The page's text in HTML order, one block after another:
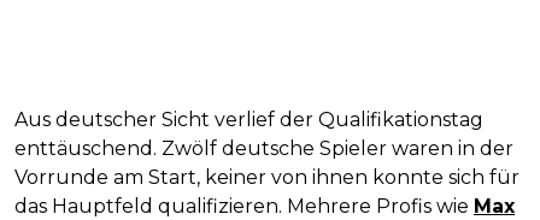
Aus deutscher Sicht verlief der Qualifikationstag
enttäuschend. Zwölf deutsche Spieler waren in der
Vorrunde am Start, keiner von ihnen konnte sich für
das Hauptfeld qualifizieren. Mehrere Profis wie Max